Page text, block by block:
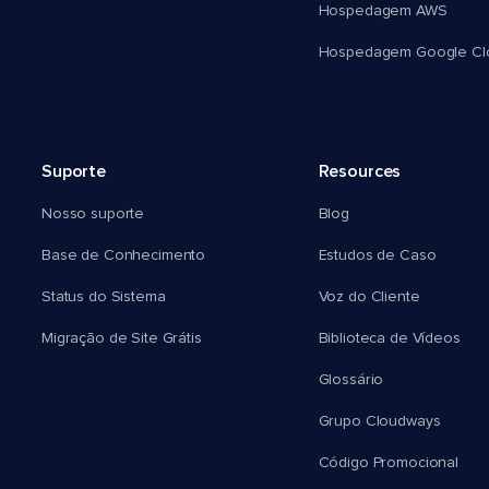
Hospedagem AWS
Hospedagem Google
Suporte
Nosso suporte
Base de Conhecimento
Status do Sistema
Migração de Site Grátis
Resources
Blog
Estudos de Caso
Voz do Cliente
Biblioteca de Vídeos
Glossário
Grupo Cloudways
Código Promocional